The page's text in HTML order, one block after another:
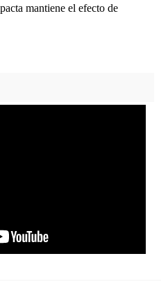
mantiene el efecto de